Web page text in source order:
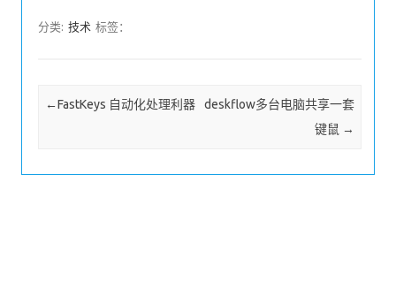
分类: 技术 标签：
Post navigation
←FastKeys 自动化处理利器
deskflow多台电脑共享一套
键鼠 →